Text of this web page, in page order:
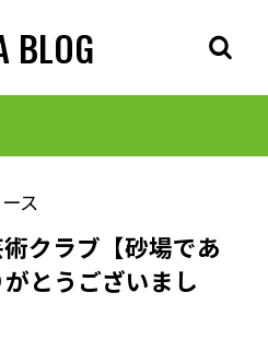
BLOG
ス
クラブ【砂場であ
とうございまし